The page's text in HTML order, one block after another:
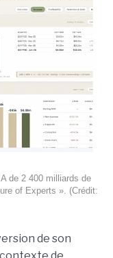
de 2 400 milliards de
of Experts ». (Crédit:
de son